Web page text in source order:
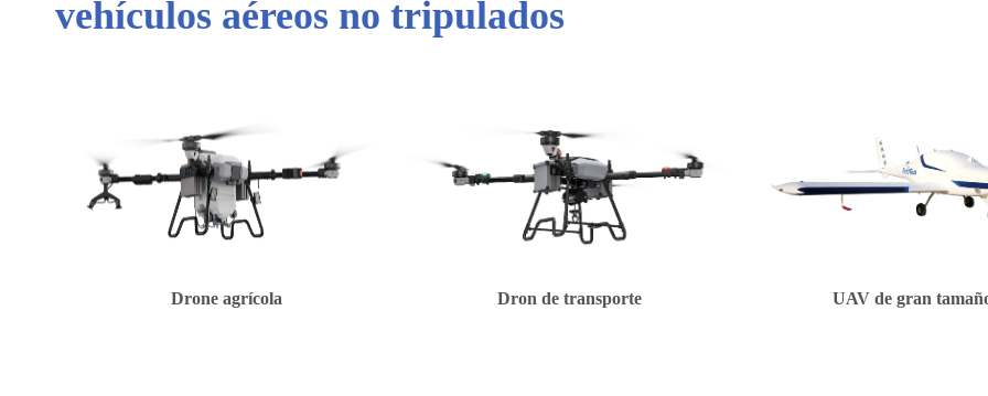
vehículos aéreos no tripulados
Drone agrícola Dron de transporte UAV de gran